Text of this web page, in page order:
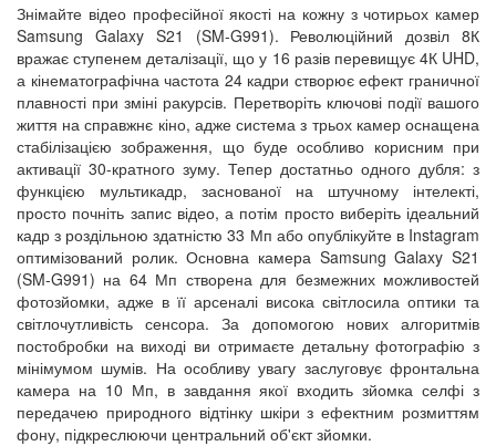
Знімайте відео професійної якості на кожну з чотирьох камер
Samsung Galaxy S21 (SM-G991). Революційний дозвіл 8К
вражає ступенем деталізації, що у 16 разів перевищує 4К UHD,
а кінематографічна частота 24 кадри створює ефект граничної
плавності при зміні ракурсів. Перетворіть ключові події вашого
життя на справжнє кіно, адже система з трьох камер оснащена
стабілізацією зображення, що буде особливо корисним при
активації 30-кратного зуму. Тепер достатньо одного дубля: з
функцією мультикадр, заснованої на штучному інтелекті,
просто почніть запис відео, а потім просто виберіть ідеальний
кадр з роздільною здатністю 33 Мп або опублікуйте в Instagram
оптимізований ролик. Основна камера Samsung Galaxy S21
(SM-G991) на 64 Мп створена для безмежних можливостей
фотозйомки, адже в її арсеналі висока світлосила оптики та
світлочутливість сенсора. За допомогою нових алгоритмів
постобробки на виході ви отримаєте детальну фотографію з
мінімумом шумів. На особливу увагу заслуговує фронтальна
камера на 10 Мп, в завдання якої входить зйомка селфі з
передачею природного відтінку шкіри з ефектним розмиттям
фону, підкреслюючи центральний об'єкт зйомки.